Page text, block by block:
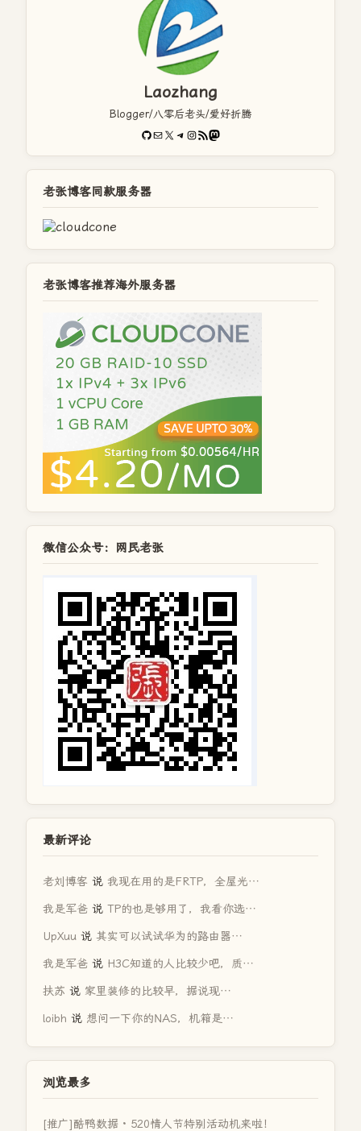
Laozhang
Blogger/八零后老头/爱好折腾
GitHub
电子邮件X Telegram
Instagram
RSS FeedMastodon
老张博客同款服务器
老张博客推荐海外服务器
微信公众号：网民老张
最新评论
老刘博客 说 我现在用的是FRTP，全屋光…
我是军爸 说 TP的也是够用了，我看你选…
UpXuu 说 其实可以试试华为的路由器…
我是军爸 说 H3C知道的人比较少吧，质…
扶苏 说 家里装修的比较早，据说现…
loibh 说 想问一下你的NAS，机箱是…
浏览最多
[推广]酷鸭数据 · 520情人节特别活动机来啦！